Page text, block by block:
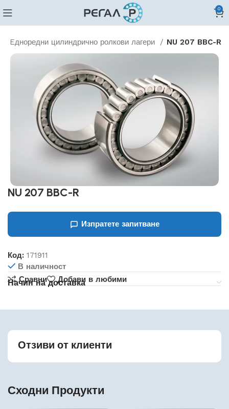
0
Eдноредни цилиндрично ролкови лагери NU 207 BBC-R
NU 207 BBC-R
Изпратете запитване
Код:171911
В наличност
Сравни
Добави в любими
Начин на доставка
Отзиви от клиенти
Сходни Продукти